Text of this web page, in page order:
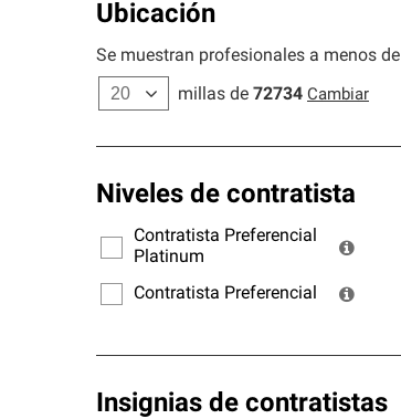
Ubicación
Se muestran profesionales a menos de
millas de 72734 Cambiar
Niveles de contratista
Contratista Preferencial
Platinum
Contratista Preferencial
Insignias de contratistas